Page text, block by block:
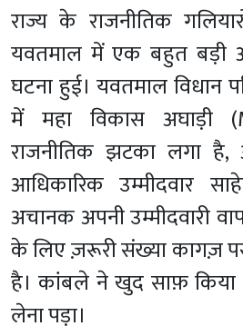
राज्य के राजनीतिक
यवतमाल में एक बहुत बड़ी
घटना हुई। यवतमाल विधान
में महा विकास अघाड़ी
राजनीतिक झटका लगा
आधिकारिक उम्मीदवार
अचानक अपनी उम्मीदवारी
के लिए ज़रूरी संख्या कागज़
है। कांबले ने खुद साफ़
लेना पड़ा।